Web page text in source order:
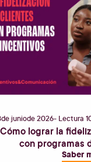
dejuniode2026- Lectura
Cómo lograr la
con programas
Saber